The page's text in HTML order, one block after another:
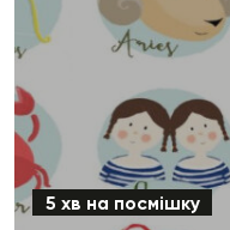
5 хв на посмішку